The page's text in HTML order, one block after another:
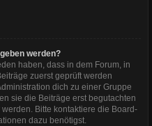
werden?
haben, dass in dem Forum, in
zuerst geprüft werden
dich zu einer Gruppe
sie die Beiträge erst begutachten
Bitte kontaktiere die Board-
dazu benötigst.